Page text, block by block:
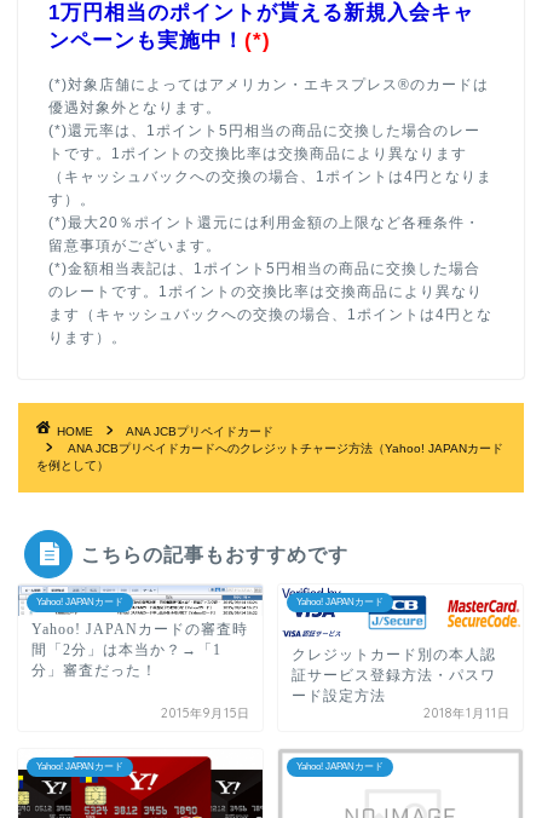
1万円相当のポイントが貰える新規入会キャ
ンペーンも実施中！ (*)
(*)対象店舗によってはアメリカン・エキスプレス®のカードは
優遇対象外となります。
(*)還元率は、1ポイント5円相当の商品に交換した場合のレー
トです。1ポイントの交換比率は交換商品により異なります
（キャッシュバックへの交換の場合、1ポイントは4円となりま
す）。
(*)最大20％ポイント還元には利用金額の上限など各種条件・
留意事項がございます。
(*)金額相当表記は、1ポイント5円相当の商品に交換した場合
のレートです。1ポイントの交換比率は交換商品により異なり
ます（キャッシュバックへの交換の場合、1ポイントは4円とな
ります）。
HOME
ANA JCBプリペイドカード
ANA JCBプリペイドカードへのクレジットチャージ方法（Yahoo! JAPANカード
を例として）
こちらの記事もおすすめです
Yahoo! JAPANカード
Yahoo! JAPANカードの審査時
間「2分」は本当か？→「1
分」審査だった！
2015年9月15日
Yahoo! JAPANカード
クレジットカード別の本人認
証サービス登録方法・パスワ
ード設定方法
2018年1月11日
Yahoo! JAPANカード Yahoo! JAPANカード